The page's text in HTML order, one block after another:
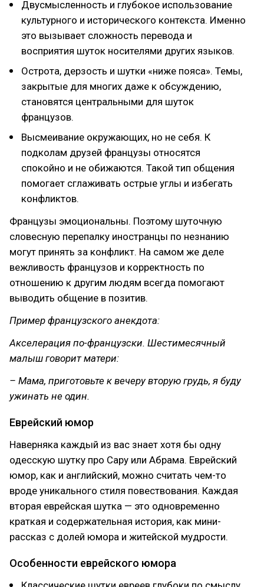
Двусмысленность и глубокое использование
культурного и исторического контекста. Именно
это вызывает сложность перевода и
восприятия шуток носителями других языков.
Острота, дерзость и шутки «ниже пояса». Темы,
закрытые для многих даже к обсуждению,
становятся центральными для шуток
французов.
Высмеивание окружающих, но не себя. К
подколам друзей французы относятся
спокойно и не обижаются. Такой тип общения
помогает сглаживать острые углы и избегать
конфликтов.
Французы эмоциональны. Поэтому шуточную
словесную перепалку иностранцы по незнанию
могут принять за конфликт. На самом же деле
вежливость французов и корректность по
отношению к другим людям всегда помогают
выводить общение в позитив.
Пример французского анекдота:
Акселерация по-французски. Шестимесячный
малыш говорит матери:
– Мама, приготовьте к вечеру вторую грудь, я буду
ужинать не один.
Еврейский юмор
Наверняка каждый из вас знает хотя бы одну
одесскую шутку про Сару или Абрама. Еврейский
юмор, как и английский, можно считать чем-то
вроде уникального стиля повествования. Каждая
вторая еврейская шутка — это одновременно
краткая и содержательная история, как мини-
рассказ с долей юмора и житейской мудрости.
Особенности еврейского юмора